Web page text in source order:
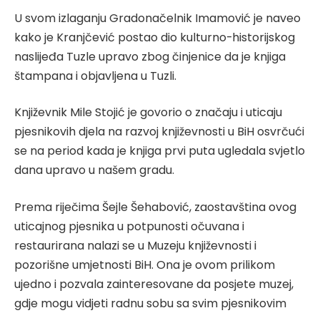
U svom izlaganju Gradonačelnik Imamović je naveo
kako je Kranjčević postao dio kulturno-historijskog
naslijeđa Tuzle upravo zbog činjenice da je knjiga
štampana i objavljena u Tuzli.
Književnik Mile Stojić je govorio o značaju i uticaju
pjesnikovih djela na razvoj književnosti u BiH osvrčući
se na period kada je knjiga prvi puta ugledala svjetlo
dana upravo u našem gradu.
Prema riječima Šejle Šehabović, zaostavština ovog
uticajnog pjesnika u potpunosti očuvana i
restaurirana nalazi se u Muzeju književnosti i
pozorišne umjetnosti BiH. Ona je ovom prilikom
ujedno i pozvala zainteresovane da posjete muzej,
gdje mogu vidjeti radnu sobu sa svim pjesnikovim